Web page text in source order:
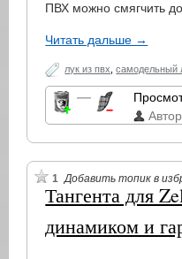
ПВХ можно смягчить
Читать дальше →
лук из пвх ,самодельный
—
1 Добавить топик в
Тангента для
динамиком и